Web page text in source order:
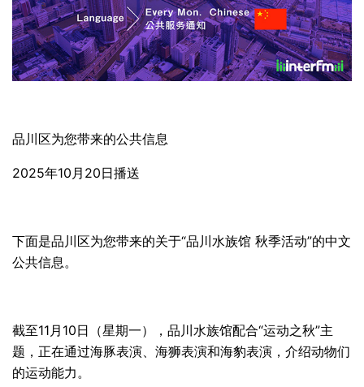
品川区为您带来的公共信息
2025年10月20日播送
下面是品川区为您带来的关于“品川水族馆 秋季活动”的中文
公共信息。
截至11月10日（星期一），品川水族馆配合“运动之秋”主
题，正在通过海豚表演、海狮表演和海豹表演，介绍动物们
的运动能力。